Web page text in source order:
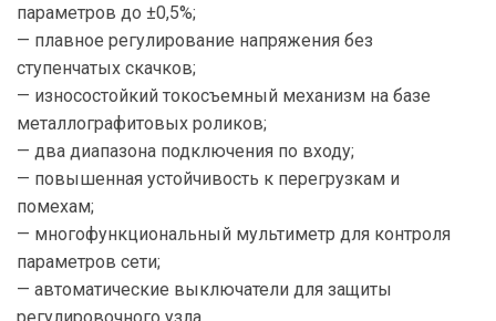
параметров до ±0,5%;
— плавное регулирование напряжения без
ступенчатых скачков;
— износостойкий токосъемный механизм на базе
металлографитовых роликов;
— два диапазона подключения по входу;
— повышенная устойчивость к перегрузкам и
помехам;
— многофункциональный мультиметр для контроля
параметров сети;
— автоматические выключатели для защиты
регулировочного узла.